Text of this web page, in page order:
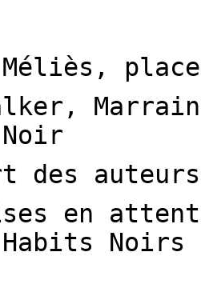
des auteurs
en
Noirs